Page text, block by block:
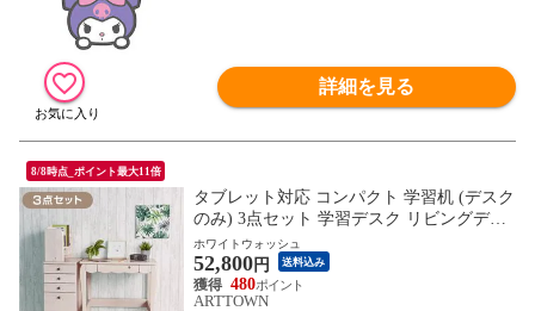
詳細を見る
8/8時点_ポイント最大11倍
タブレット対応 コンパクト 学習机 (デスク
のみ) 3点セット 学習デスク リビングデス
ク 勉強机 勉強デスク おしゃれ 可愛いデザ
イン 猫脚 子供部屋 プリンセス / ホワイト
ウォッシュ / -ART
ホワイトウォッシュ
52,800円 送料込み
480
ARTTOWN